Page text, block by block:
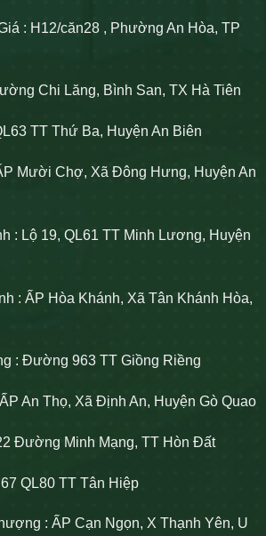
: H12/căn28 , Phường An Hòa, TP
Chi Lăng, Bình San, TX Hà Tiên
TT Thứ Ba, Huyện An Biên
Mười Chợ, Xã Đông Hưng, Huyện An
: Lộ 19, QL61 TT Minh Lương, Huyện
: ẤP Hòa Khánh, Xã Tân Khánh Hòa,
: Đường 963 TT Giồng Riềng
An Thọ, Xã Định An, Huyện Gò Quao
Đường Minh Mạng, TT Hòn Đất
QL80 TT Tân Hiệp
: ẤP Cạn Ngọn, X Thạnh Yên, U